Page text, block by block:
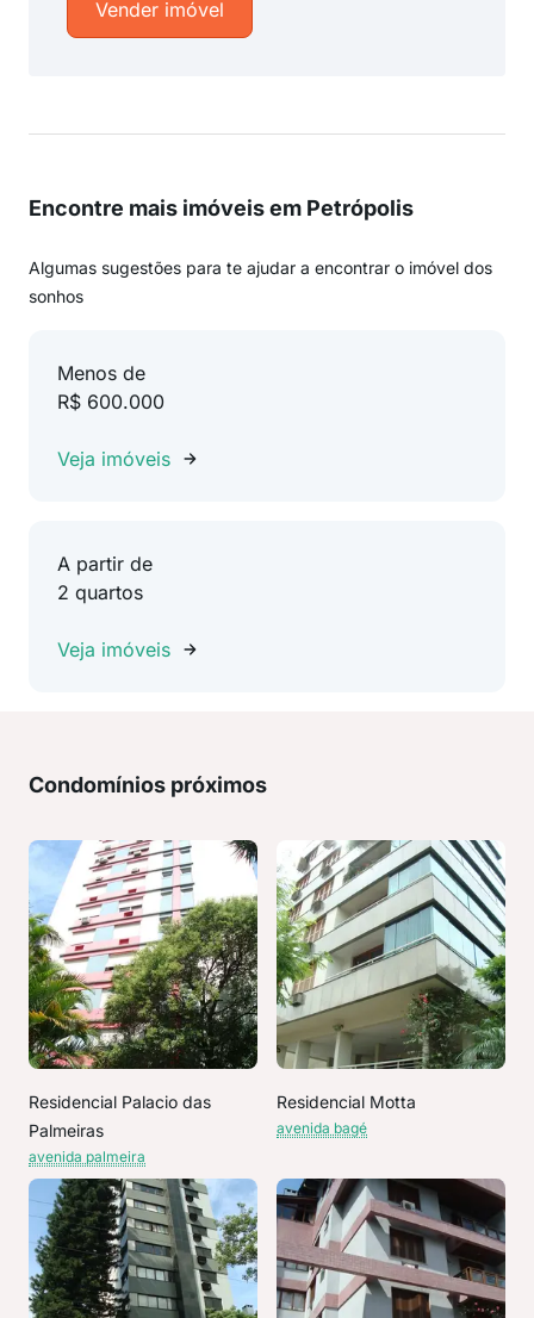
Vender imóvel
Encontre mais imóveis em Petrópolis
Algumas sugestões para te ajudar a encontrar o imóvel dos
sonhos
Menos de
R$ 600.000
Veja imóveis
A partir de
2 quartos
Veja imóveis
Condomínios próximos
Residencial Palacio das
Palmeiras
avenida palmeira
Residencial Motta
avenida bagé